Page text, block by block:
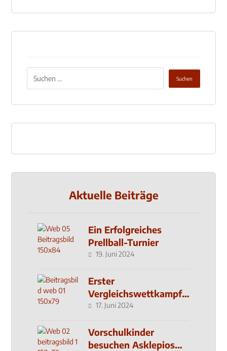
Aktuelle Beiträge
Ein Erfolgreiches
Prellball-Turnier
19. Juni 2024
Erster
Vergleichswettkampf
seit 2019
17. Juni 2024
Vorschulkinder
besuchen Asklepios